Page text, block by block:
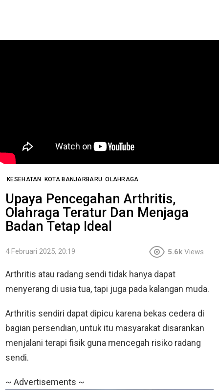
KESEHATAN KOTA BANJARBARU OLAHRAGA
Upaya Pencegahan Arthritis,
Olahraga Teratur Dan Menjaga
Badan Tetap Ideal
4 Februari 2025, 20:19 5.6k Views
Arthritis atau radang sendi tidak hanya dapat
menyerang di usia tua, tapi juga pada kalangan muda.
Arthritis sendiri dapat dipicu karena bekas cedera di
bagian persendian, untuk itu masyarakat disarankan
menjalani terapi fisik guna mencegah risiko radang
sendi.
~ Advertisements ~